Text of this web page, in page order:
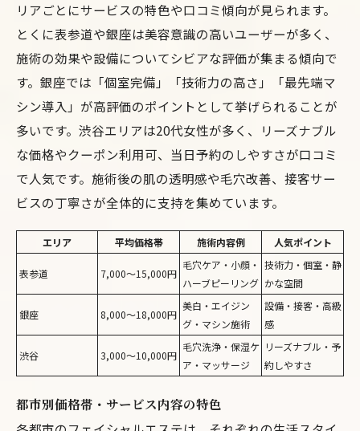
リアごとにサービスの特色や口コミ傾向が見られます。
とくに表参道や銀座は美容意識の高いユーザーが多く、
施術の効果や設備についてシビアな評価が集まる傾向で
す。銀座では「個室完備」「技術力の高さ」「最先端マ
シン導入」が高評価のポイントとして挙げられることが
多いです。渋谷エリアは20代女性が多く、リーズナブル
な価格やクーポン利用可、当日予約のしやすさが口コミ
で人気です。施術後の肌の透明感や毛穴改善、接客サー
ビスの丁寧さが全体的に支持を集めています。
エリア 平均価格帯 施術内容例 人気ポイント
表参道 7,000〜15,000円
毛穴ケア・小顔・
ハーブピーリング
技術力・個室・静
かな空間
銀座 8,000〜18,000円
美白・エイジン
グ・マシン施術
設備・接客・高級
感
渋谷 3,000〜10,000円
毛穴洗浄・保湿ケ
ア・マッサージ
リーズナブル・予
約しやすさ
都市別価格帯・サービス内容の特色